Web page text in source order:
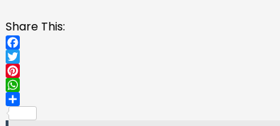
Share This:
Facebook
Twitter
Pinterest
WhatsApp